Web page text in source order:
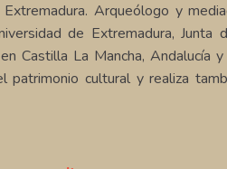
Arqueólogo y
de Extremadura, Junta
Castilla La Mancha, Andalucía
cultural y realiza